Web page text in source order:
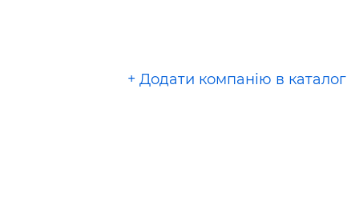
+ Додати компанію в каталог